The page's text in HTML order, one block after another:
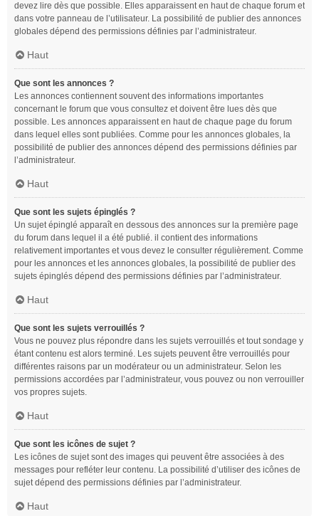
devez lire dès que possible. Elles apparaissent en haut de chaque forum et
dans votre panneau de l’utilisateur. La possibilité de publier des annonces
globales dépend des permissions définies par l’administrateur.
Haut
Que sont les annonces ?
Les annonces contiennent souvent des informations importantes
concernant le forum que vous consultez et doivent être lues dès que
possible. Les annonces apparaissent en haut de chaque page du forum
dans lequel elles sont publiées. Comme pour les annonces globales, la
possibilité de publier des annonces dépend des permissions définies par
l’administrateur.
Haut
Que sont les sujets épinglés ?
Un sujet épinglé apparaît en dessous des annonces sur la première page
du forum dans lequel il a été publié. il contient des informations
relativement importantes et vous devez le consulter régulièrement. Comme
pour les annonces et les annonces globales, la possibilité de publier des
sujets épinglés dépend des permissions définies par l’administrateur.
Haut
Que sont les sujets verrouillés ?
Vous ne pouvez plus répondre dans les sujets verrouillés et tout sondage y
étant contenu est alors terminé. Les sujets peuvent être verrouillés pour
différentes raisons par un modérateur ou un administrateur. Selon les
permissions accordées par l’administrateur, vous pouvez ou non verrouiller
vos propres sujets.
Haut
Que sont les icônes de sujet ?
Les icônes de sujet sont des images qui peuvent être associées à des
messages pour refléter leur contenu. La possibilité d’utiliser des icônes de
sujet dépend des permissions définies par l’administrateur.
Haut